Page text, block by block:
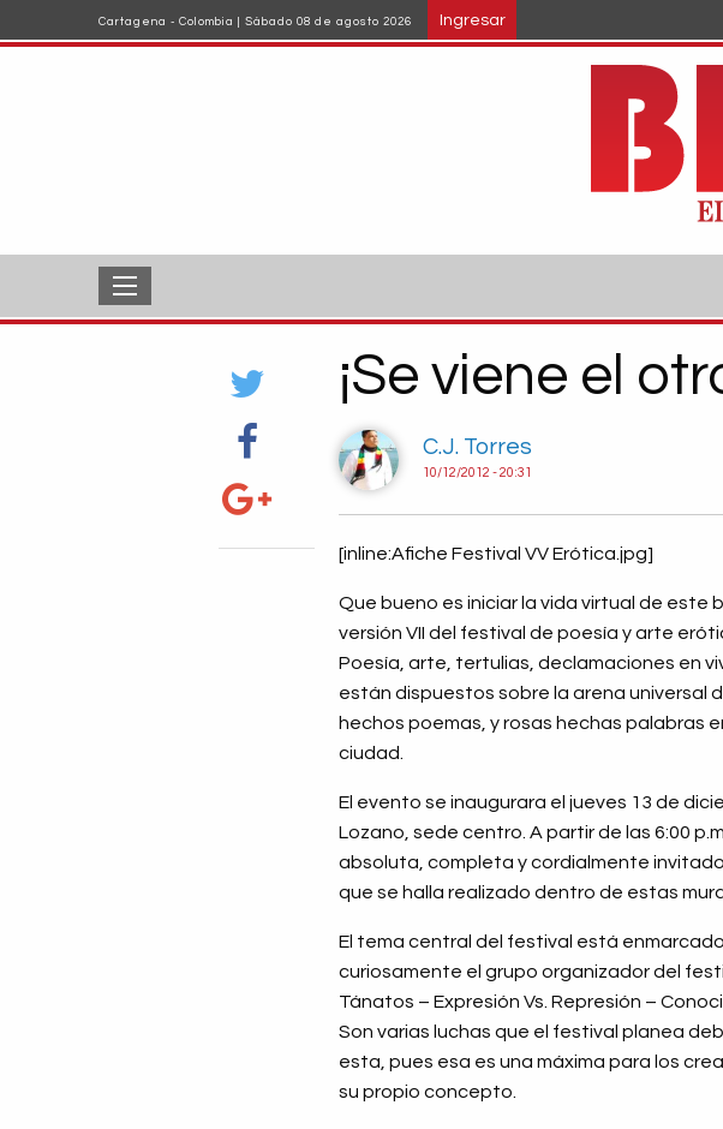
al
Cartagena - Colombia | Sábado 08 de agosto 2026 Ingresar
¡Se viene el
C.J. Torres
10/12/2012 - 20:31
[inline:Afiche Festival VV Erótica.jpg]
Que bueno es iniciar la vida virtual de este
versión VII del festival de poesía y arte
Poesía, arte, tertulias, declamaciones en
están dispuestos sobre la arena universal
hechos poemas, y rosas hechas palabras
ciudad.
El evento se inaugurara el jueves 13 de
Lozano, sede centro. A partir de las 6:00
absoluta, completa y cordialmente
que se halla realizado dentro de estas
El tema central del festival está
curiosamente el grupo organizador del
Tánatos – Expresión Vs. Represión –
Son varias luchas que el festival planea
esta, pues esa es una máxima para los
su propio concepto.